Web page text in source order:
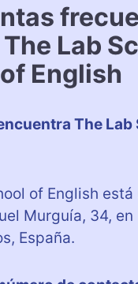
Lab
of English
The Lab
of English
Murguía, 34, en
España.